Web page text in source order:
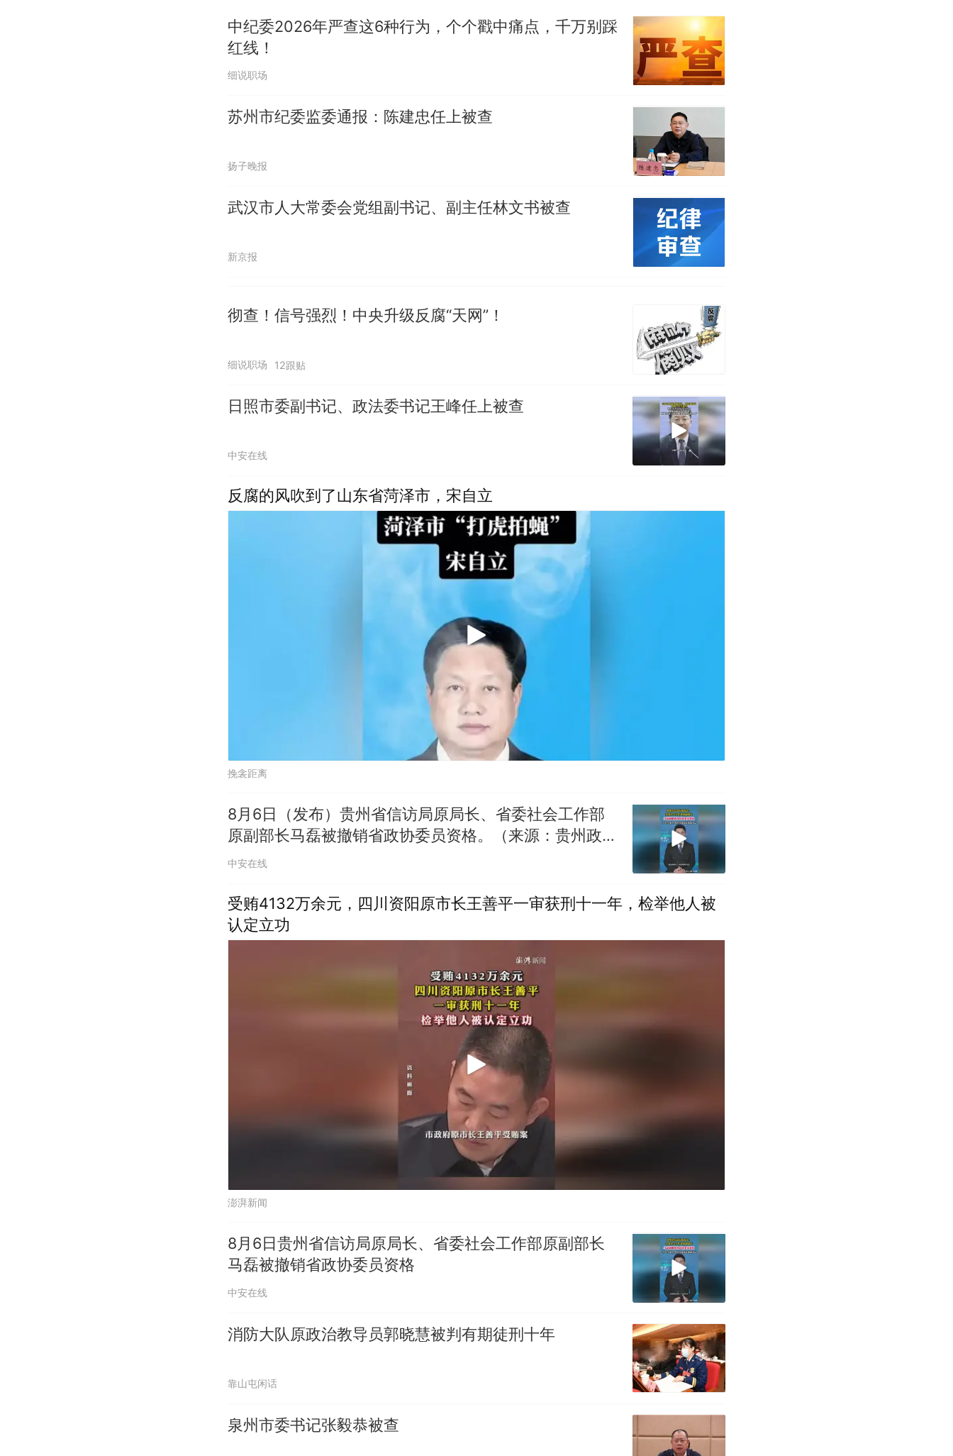
中纪委2026年严查这6种行为，个个戳中痛点，千万别踩
红线！
细说职场
苏州市纪委监委通报：陈建忠任上被查
扬子晚报
武汉市人大常委会党组副书记、副主任林文书被查
新京报
彻查！信号强烈！中央升级反腐“天网”！
细说职场 12跟贴
日照市委副书记、政法委书记王峰任上被查
中安在线
反腐的风吹到了山东省菏泽市，宋自立
挽衾距离
8月6日（发布）贵州省信访局原局长、省委社会工作部
原副部长马磊被撤销省政协委员资格。（来源：贵州政协
报）（编辑：王君）投稿邮箱：3882124142
中安在线
受贿4132万余元，四川资阳原市长王善平一审获刑十一年，检举他人被
认定立功
澎湃新闻
8月6日贵州省信访局原局长、省委社会工作部原副部长
马磊被撤销省政协委员资格
中安在线
消防大队原政治教导员郭晓慧被判有期徒刑十年
靠山屯闲话
泉州市委书记张毅恭被查